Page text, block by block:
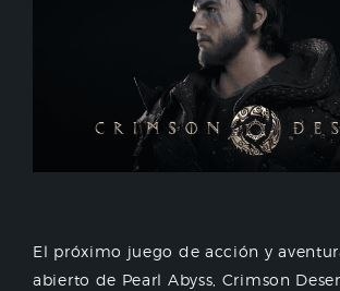
El próximo juego de acción y
abierto de Pearl Abyss, Crimson